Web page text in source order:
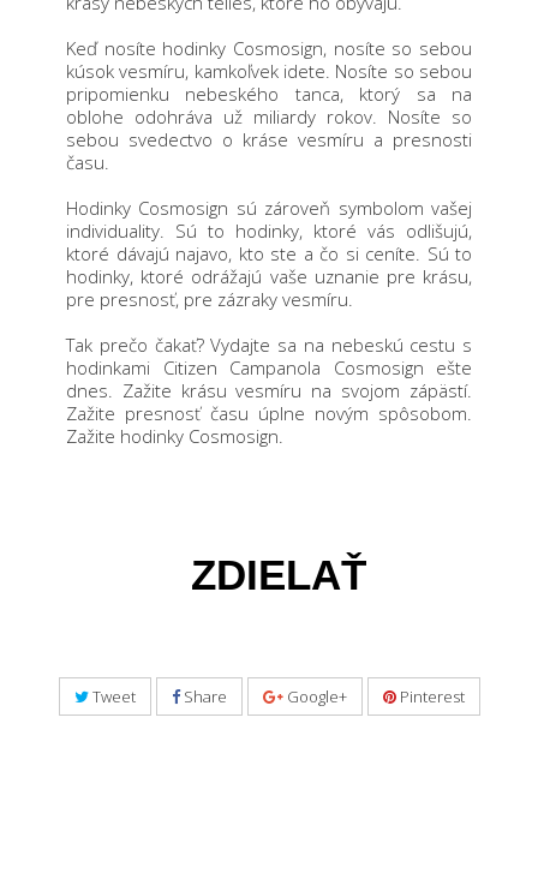
Keď nosíte hodinky Cosmosign, nosíte so sebou
kúsok vesmíru, kamkoľvek idete. Nosíte so sebou
pripomienku nebeského tanca, ktorý sa na
oblohe odohráva už miliardy rokov. Nosíte so
sebou svedectvo o kráse vesmíru a presnosti
času.
Hodinky Cosmosign sú zároveň symbolom vašej
individuality. Sú to hodinky, ktoré vás odlišujú,
ktoré dávajú najavo, kto ste a čo si ceníte. Sú to
hodinky, ktoré odrážajú vaše uznanie pre krásu,
pre presnosť, pre zázraky vesmíru.
Tak prečo čakať? Vydajte sa na nebeskú cestu s
hodinkami Citizen Campanola Cosmosign ešte
dnes. Zažite krásu vesmíru na svojom zápästí.
Zažite presnosť času úplne novým spôsobom.
Zažite hodinky Cosmosign.
ZDIELAŤ
Tweet Share Google+ Pinterest